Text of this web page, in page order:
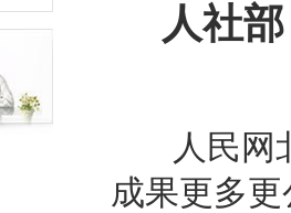
人社
人民网北
成果更多